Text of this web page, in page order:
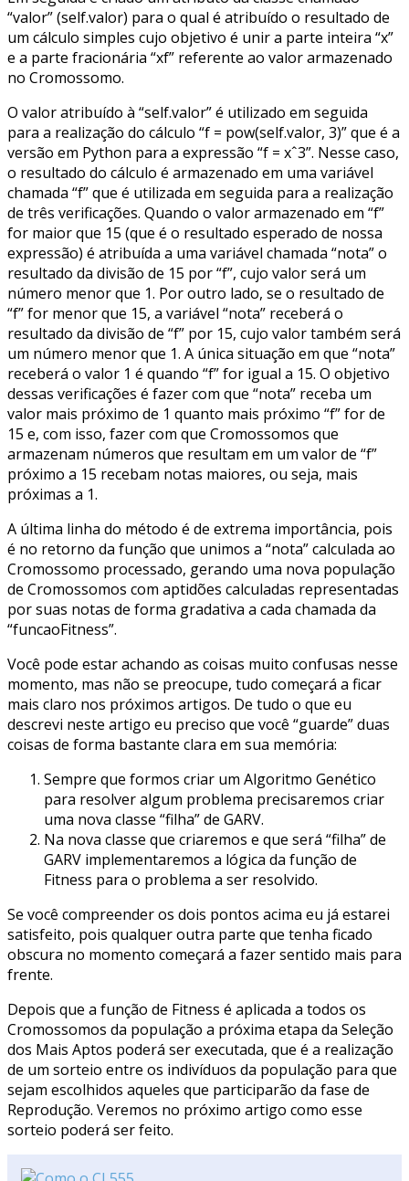
“valor” (self.valor) para o qual é atribuído o resultado de
um cálculo simples cujo objetivo é unir a parte inteira “x”
e a parte fracionária “xf” referente ao valor armazenado
no Cromossomo.
O valor atribuído à “self.valor” é utilizado em seguida
para a realização do cálculo “f = pow(self.valor, 3)” que é a
versão em Python para a expressão “f = xˆ3”. Nesse caso,
o resultado do cálculo é armazenado em uma variável
chamada “f” que é utilizada em seguida para a realização
de três verificações. Quando o valor armazenado em “f”
for maior que 15 (que é o resultado esperado de nossa
expressão) é atribuída a uma variável chamada “nota” o
resultado da divisão de 15 por “f”, cujo valor será um
número menor que 1. Por outro lado, se o resultado de
“f” for menor que 15, a variável “nota” receberá o
resultado da divisão de “f” por 15, cujo valor também será
um número menor que 1. A única situação em que “nota”
receberá o valor 1 é quando “f” for igual a 15. O objetivo
dessas verificações é fazer com que “nota” receba um
valor mais próximo de 1 quanto mais próximo “f” for de
15 e, com isso, fazer com que Cromossomos que
armazenam números que resultam em um valor de “f”
próximo a 15 recebam notas maiores, ou seja, mais
próximas a 1.
A última linha do método é de extrema importância, pois
é no retorno da função que unimos a “nota” calculada ao
Cromossomo processado, gerando uma nova população
de Cromossomos com aptidões calculadas representadas
por suas notas de forma gradativa a cada chamada da
“funcaoFitness”.
Você pode estar achando as coisas muito confusas nesse
momento, mas não se preocupe, tudo começará a ficar
mais claro nos próximos artigos. De tudo o que eu
descrevi neste artigo eu preciso que você “guarde” duas
coisas de forma bastante clara em sua memória:
Sempre que formos criar um Algoritmo Genético
para resolver algum problema precisaremos criar
uma nova classe “filha” de GARV.
Na nova classe que criaremos e que será “filha” de
GARV implementaremos a lógica da função de
Fitness para o problema a ser resolvido.
Se você compreender os dois pontos acima eu já estarei
satisfeito, pois qualquer outra parte que tenha ficado
obscura no momento começará a fazer sentido mais para
frente.
Depois que a função de Fitness é aplicada a todos os
Cromossomos da população a próxima etapa da Seleção
dos Mais Aptos poderá ser executada, que é a realização
de um sorteio entre os indivíduos da população para que
sejam escolhidos aqueles que participarão da fase de
Reprodução. Veremos no próximo artigo como esse
sorteio poderá ser feito.